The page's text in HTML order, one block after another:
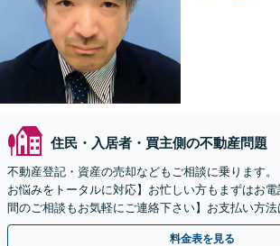
住民・入居者・買主側の不動産問題
不動産登記・資産の売却などもご相談に乗ります
お悩みをトータルに対応】お忙しい方もまずはお
間のご相談もお気軽にご連絡下さい】お支払い方
す【ご依頼者様のご負担、実質0円／完全成功報酬
料金表を見る